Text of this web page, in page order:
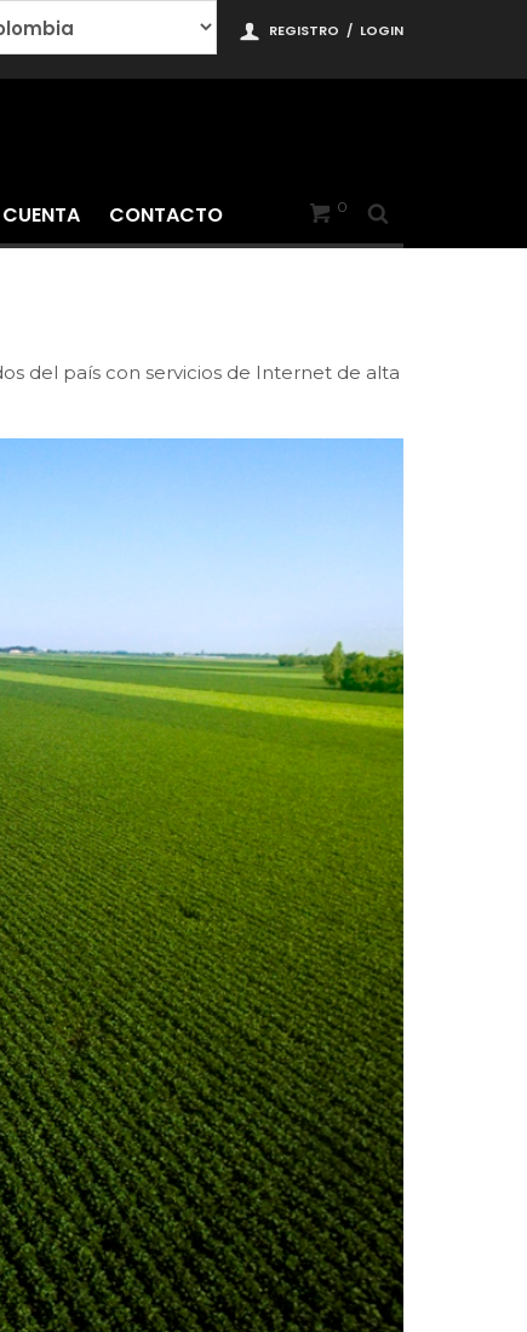
REGISTRO / LOGIN
0
CONTACTO
del país con servicios de Internet de alta